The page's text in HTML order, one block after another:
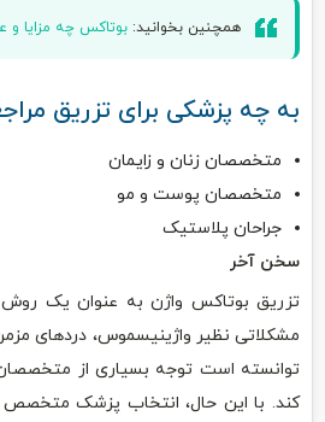
همچنین بخوانید: بوتاکس چه مزایا و
به چه پزشکی برای تزریق
متخصصان زنان و زایمان
متخصصان پوست و مو
جراحان پلاستیک
سخن آخر
تزریق بوتاکس واژن به عنوان یک روش
مشکلاتی نظیر واژینیسموس، دردهای مزمن
توانسته است توجه بسیاری از
کند. با این حال، انتخاب پزشک متخصص